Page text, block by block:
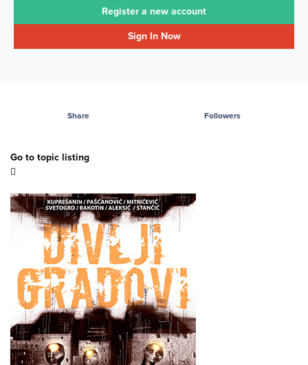
Register a new account
Sign In Now
Share Followers
Go to topic listing